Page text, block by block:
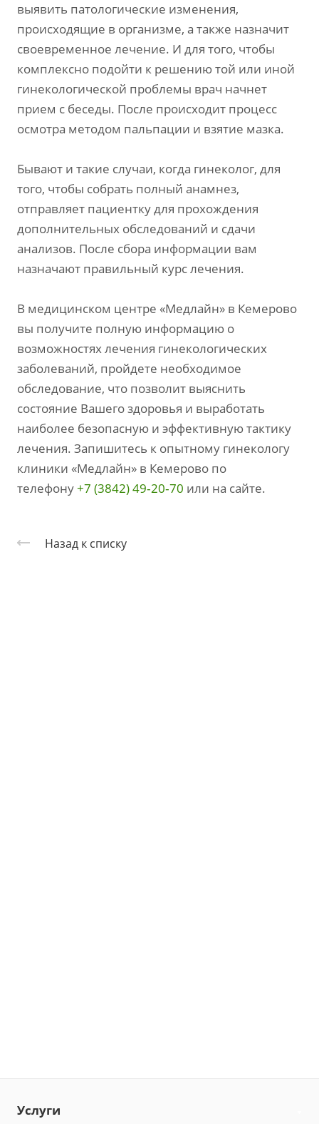
выявить патологические изменения,
происходящие в организме, а также назначит
своевременное лечение. И для того, чтобы
комплексно подойти к решению той или иной
гинекологической проблемы врач начнет
прием с беседы. После происходит процесс
осмотра методом пальпации и взятие мазка.
Бывают и такие случаи, когда гинеколог, для
того, чтобы собрать полный анамнез,
отправляет пациентку для прохождения
дополнительных обследований и сдачи
анализов. После сбора информации вам
назначают правильный курс лечения.
В медицинском центре «Медлайн» в Кемерово
вы получите полную информацию о
возможностях лечения гинекологических
заболеваний, пройдете необходимое
обследование, что позволит выяснить
состояние Вашего здоровья и выработать
наиболее безопасную и эффективную тактику
лечения. Запишитесь к опытному гинекологу
клиники «Медлайн» в Кемерово по
телефону+7 (3842) 49‑20‑70 или на сайте.
Назад к списку
Услуги